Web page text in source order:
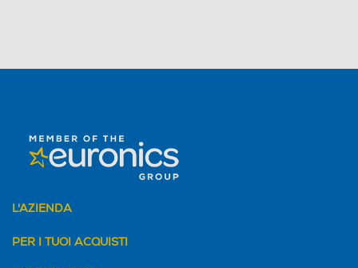
L'AZIENDA
PER I TUOI ACQUISTI